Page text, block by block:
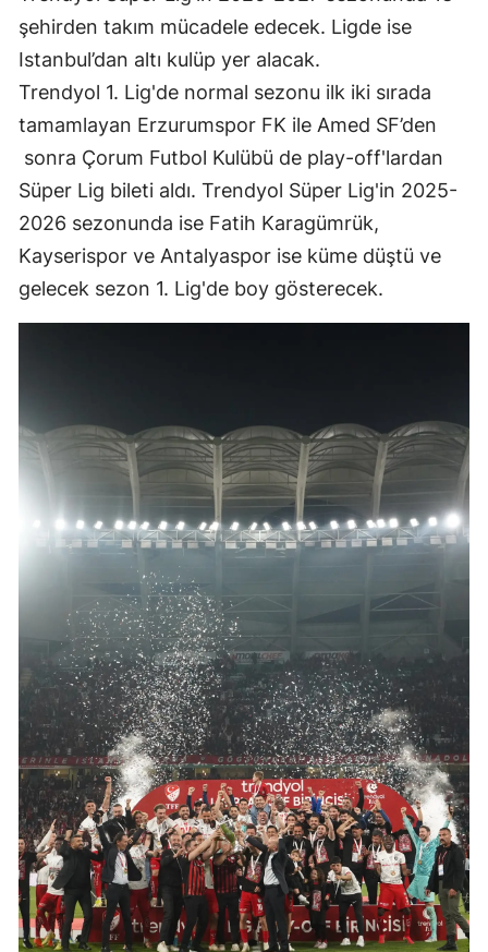
Edirne
Erzincan
Erzurum
Eskişehir
Gaziantep
Giresun
Hatay
Isparta
Mersin
Kars
Kastamonu
Kayseri
Kırklareli
Kırşehir
Kocaeli
Konya
şehirden takım mücadele edecek. Ligde ise
Istanbul’dan altı kulüp yer alacak.
Trendyol 1. Lig'de normal sezonu ilk iki sırada
tamamlayan Erzurumspor FK ile Amed SF’den
sonra Çorum Futbol Kulübü de play-off'lardan
Süper Lig bileti aldı. Trendyol Süper Lig'in 2025-
2026 sezonunda ise Fatih Karagümrük,
Kayserispor ve Antalyaspor ise küme düştü ve
gelecek sezon 1. Lig'de boy gösterecek.